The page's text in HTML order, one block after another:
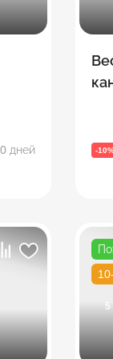
дней -
5